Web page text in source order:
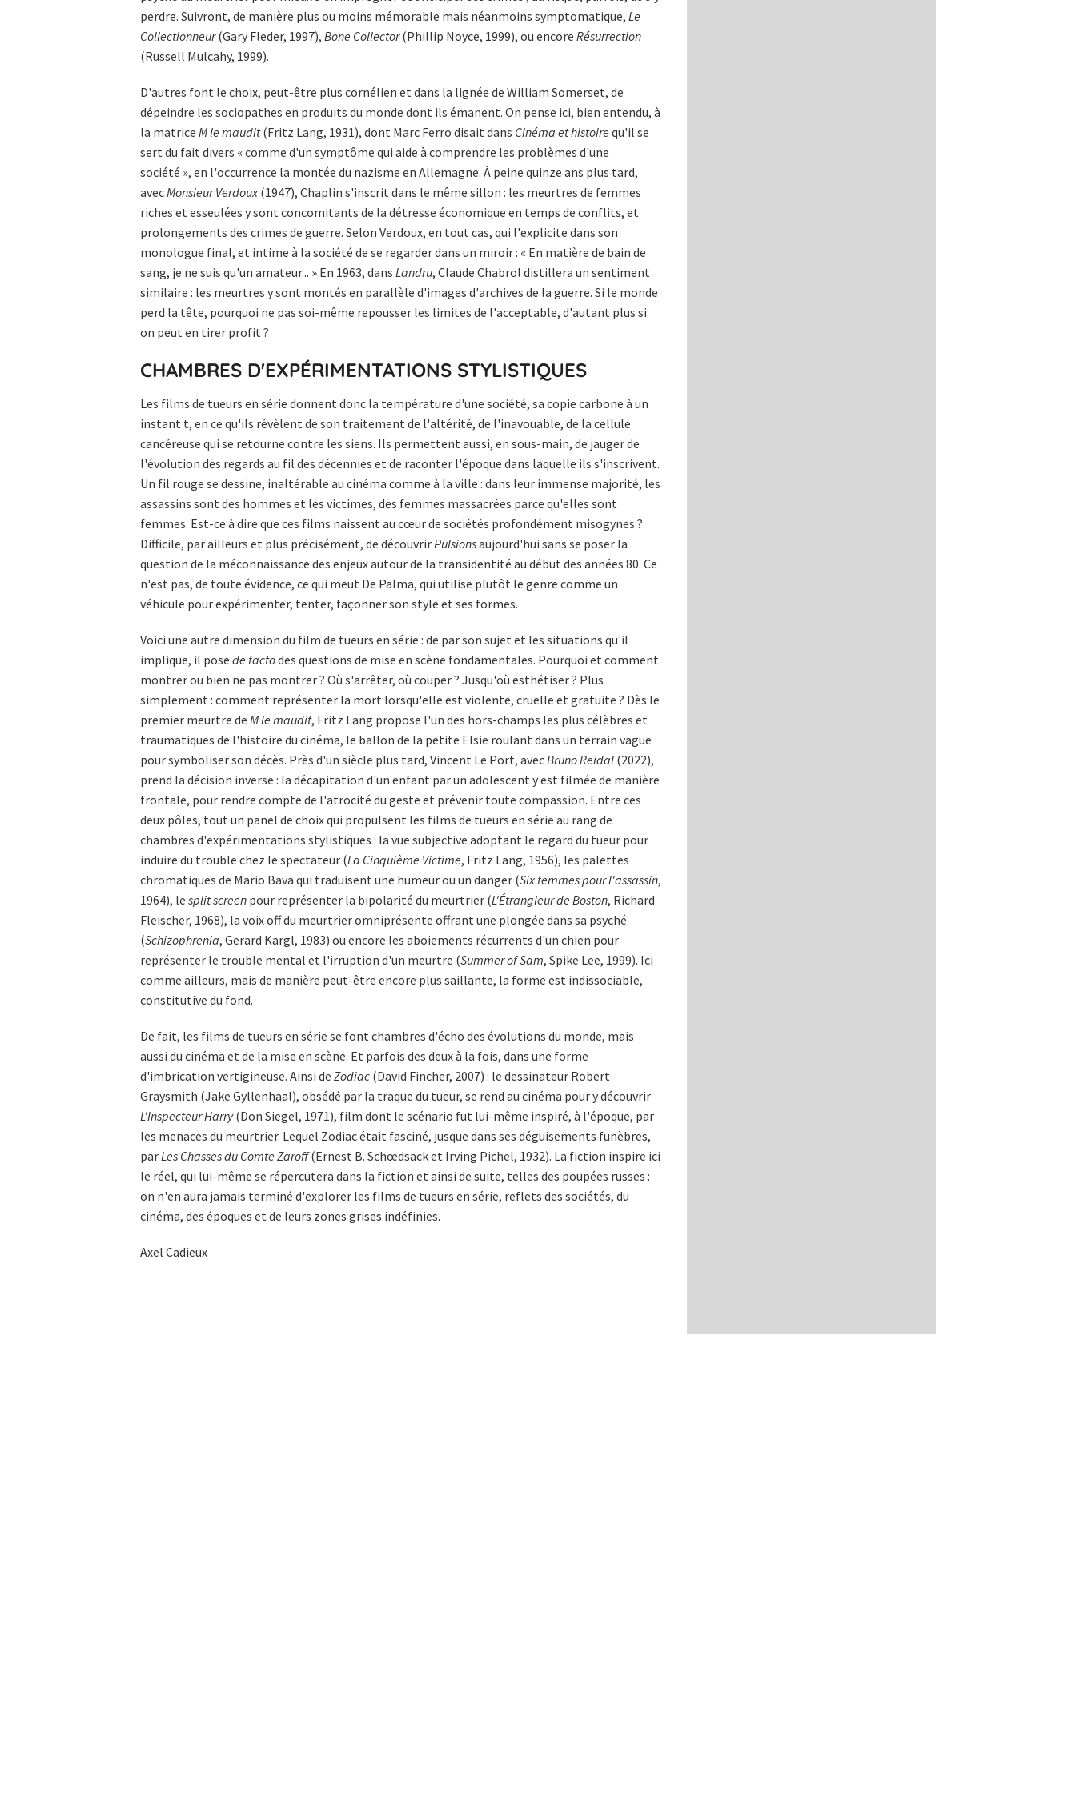
perdre. Suivront, de manière plus ou moins mémorable mais néanmoins symptomatique, Le
Collectionneur(Gary Fleder, 1997), Bone Collector(Phillip Noyce, 1999), ou encore Résurrection
(Russell Mulcahy, 1999).
D'autres font le choix, peut-être plus cornélien et dans la lignée de William Somerset, de
dépeindre les sociopathes en produits du monde dont ils émanent. On pense ici, bien entendu, à
la matrice M le maudit(Fritz Lang, 1931), dont Marc Ferro disait dans Cinéma et histoire qu'il se
sert du fait divers « comme d'un symptôme qui aide à comprendre les problèmes d'une
société », en l'occurrence la montée du nazisme en Allemagne. À peine quinze ans plus tard,
avecMonsieur Verdoux(1947), Chaplin s'inscrit dans le même sillon : les meurtres de femmes
riches et esseulées y sont concomitants de la détresse économique en temps de conflits, et
prolongements des crimes de guerre. Selon Verdoux, en tout cas, qui l'explicite dans son
monologue final, et intime à la société de se regarder dans un miroir : « En matière de bain de
sang, je ne suis qu'un amateur... » En 1963, dans Landru, Claude Chabrol distillera un sentiment
similaire : les meurtres y sont montés en parallèle d'images d'archives de la guerre. Si le monde
perd la tête, pourquoi ne pas soi-même repousser les limites de l'acceptable, d'autant plus si
on peut en tirer profit ?
CHAMBRES D'EXPÉRIMENTATIONS STYLISTIQUES
Les films de tueurs en série donnent donc la température d'une société, sa copie carbone à un
instant t, en ce qu'ils révèlent de son traitement de l'altérité, de l'inavouable, de la cellule
cancéreuse qui se retourne contre les siens. Ils permettent aussi, en sous-main, de jauger de
l'évolution des regards au fil des décennies et de raconter l'époque dans laquelle ils s'inscrivent.
Un fil rouge se dessine, inaltérable au cinéma comme à la ville : dans leur immense majorité, les
assassins sont des hommes et les victimes, des femmes massacrées parce qu'elles sont
femmes. Est-ce à dire que ces films naissent au cœur de sociétés profondément misogynes ?
Difficile, par ailleurs et plus précisément, de découvrirPulsionsaujourd'hui sans se poser la
question de la méconnaissance des enjeux autour de la transidentité au début des années 80. Ce
n'est pas, de toute évidence, ce qui meut De Palma, qui utilise plutôt le genre comme un
véhicule pour expérimenter, tenter, façonner son style et ses formes.
Voici une autre dimension du film de tueurs en série : de par son sujet et les situations qu'il
implique, il pose de factodes questions de mise en scène fondamentales. Pourquoi et comment
montrer ou bien ne pas montrer ? Où s'arrêter, où couper ? Jusqu'où esthétiser ? Plus
simplement : comment représenter la mort lorsqu'elle est violente, cruelle et gratuite ? Dès le
premier meurtre de M le maudit, Fritz Lang propose l'un des hors-champs les plus célèbres et
traumatiques de l'histoire du cinéma, le ballon de la petite Elsie roulant dans un terrain vague
pour symboliser son décès. Près d'un siècle plus tard, Vincent Le Port, avecBruno Reidal (2022),
prend la décision inverse : la décapitation d'un enfant par un adolescent y est filmée de manière
frontale, pour rendre compte de l'atrocité du geste et prévenir toute compassion. Entre ces
deux pôles, tout un panel de choix qui propulsent les films de tueurs en série au rang de
chambres d'expérimentations stylistiques : la vue subjective adoptant le regard du tueur pour
induire du trouble chez le spectateur (La Cinquième Victime, Fritz Lang, 1956), les palettes
chromatiques de Mario Bava qui traduisent une humeur ou un danger (Six femmes pour l'assassin,
1964), le split screen pour représenter la bipolarité du meurtrier (L'Étrangleur de Boston, Richard
Fleischer, 1968), la voix off du meurtrier omniprésente offrant une plongée dans sa psyché
(Schizophrenia, Gerard Kargl, 1983) ou encore les aboiements récurrents d'un chien pour
représenter le trouble mental et l'irruption d'un meurtre (Summer of Sam, Spike Lee, 1999). Ici
comme ailleurs, mais de manière peut-être encore plus saillante, la forme est indissociable,
constitutive du fond.
De fait, les films de tueurs en série se font chambres d'écho des évolutions du monde, mais
aussi du cinéma et de la mise en scène. Et parfois des deux à la fois, dans une forme
d'imbrication vertigineuse. Ainsi de Zodiac (David Fincher, 2007) : le dessinateur Robert
Graysmith (Jake Gyllenhaal), obsédé par la traque du tueur, se rend au cinéma pour y découvrir
L'Inspecteur Harry(Don Siegel, 1971), film dont le scénario fut lui-même inspiré, à l'époque, par
les menaces du meurtrier. Lequel Zodiac était fasciné, jusque dans ses déguisements funèbres,
parLes Chasses du Comte Zaroff(Ernest B. Schœdsack et Irving Pichel, 1932). La fiction inspire ici
le réel, qui lui-même se répercutera dans la fiction et ainsi de suite, telles des poupées russes :
on n'en aura jamais terminé d'explorer les films de tueurs en série, reflets des sociétés, du
cinéma, des époques et de leurs zones grises indéfinies.
Axel Cadieux